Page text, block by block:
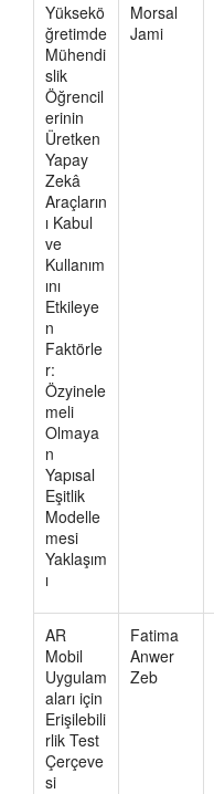
Yüksekö
ğretimde
Mühendi
slik
Öğrencil
erinin
Üretken
Yapay
Zekâ
Araçların
ı Kabul
ve
Kullanım
ını
Etkileye
n
Faktörle
r:
Özyinele
meli
Olmaya
n
Yapısal
Eşitlik
Modelle
mesi
Yaklaşım
ı
Morsal
Jami
AR
Mobil
Uygulam
aları için
Erişilebili
rlik Test
Çerçeve
si
Fatima
Anwer
Zeb